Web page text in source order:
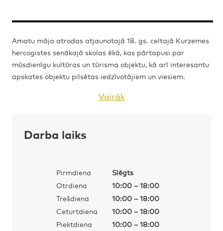
Amatu māja atrodas atjaunotajā 18. gs. celtajā Kurzemes
hercogistes senākajā skolas ēkā, kas pārtapusi par
mūsdienīgu kultūras un tūrisma objektu, kā arī interesantu
apskates objektu pilsētas iedzīvotājiem un viesiem.
Vairāk
Darba laiks
Pirmdiena
Slēgts
Otrdiena
10:00 – 18:00
Trešdiena
10:00 – 18:00
Ceturtdiena
10:00 – 18:00
Piektdiena
10:00 – 18:00